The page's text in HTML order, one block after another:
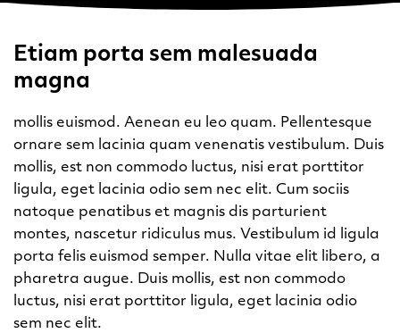
Etiam porta sem malesuada
magna
mollis euismod. Aenean eu leo quam. Pellentesque
ornare sem lacinia quam venenatis vestibulum. Duis
mollis, est non commodo luctus, nisi erat porttitor
ligula, eget lacinia odio sem nec elit. Cum sociis
natoque penatibus et magnis dis parturient
montes, nascetur ridiculus mus. Vestibulum id ligula
porta felis euismod semper. Nulla vitae elit libero, a
pharetra augue. Duis mollis, est non commodo
luctus, nisi erat porttitor ligula, eget lacinia odio
sem nec elit.